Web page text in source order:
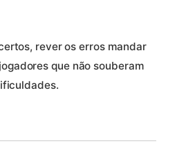
rever os erros mandar
que não souberam